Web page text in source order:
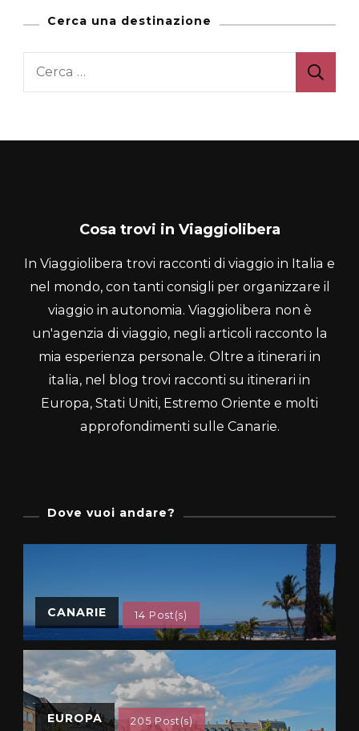
Cerca una destinazione
Ricerca
Cosa trovi in Viaggiolibera
In Viaggiolibera trovi racconti di viaggio in Italia e
nel mondo, con tanti consigli per organizzare il
viaggio in autonomia. Viaggiolibera non è
un'agenzia di viaggio, negli articoli racconto la
mia esperienza personale. Oltre a itinerari in
italia, nel blog trovi racconti su itinerari in
Europa, Stati Uniti, Estremo Oriente e molti
approfondimenti sulle Canarie.
Dove vuoi andare?
CANARIE 14 Post(s)
EUROPA 205 Post(s)